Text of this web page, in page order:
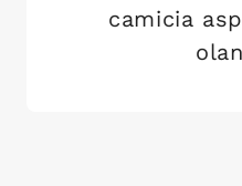
camicia